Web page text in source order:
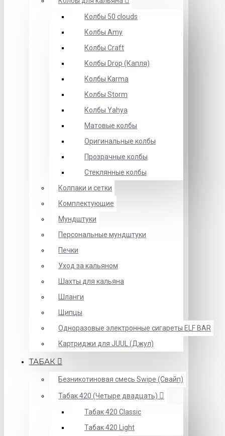
Колбы 50 clouds
Колбы Amy
Колбы Craft
Колбы Drop (Капля)
Колбы Karma
Колбы Storm
Колбы Yahya
Матовые колбы
Оригинальные колбы
Прозрачные колбы
Стеклянные колбы
Колпаки и сетки
Комплектующие
Мундштуки
Персональные мундштуки
Печки
Уход за кальяном
Шахты для кальяна
Шланги
Щипцы
Одноразовые электронные сигареты ELF BAR
Картриджи для JUUL (Джул)
ТАБАК
Безникотиновая смесь Swipe (Свайп)
Табак 420 (Четыре двадцать)
Табак 420 Classic
Табак 420 Light